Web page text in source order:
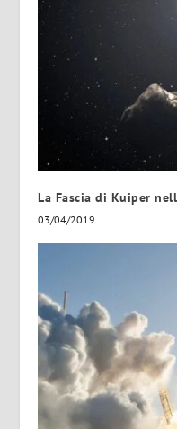
La Fascia di Kuiper
03/04/2019